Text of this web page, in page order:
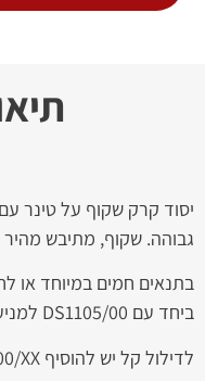
יסוד קרק שקוף על טינר
גבוהה. שקוף, מתיבש מהיר
ביחד עם DS1105/00 למניעת Blushing ולעודד זרימה.
לדילול קל יש להוסיף XC1900/XX